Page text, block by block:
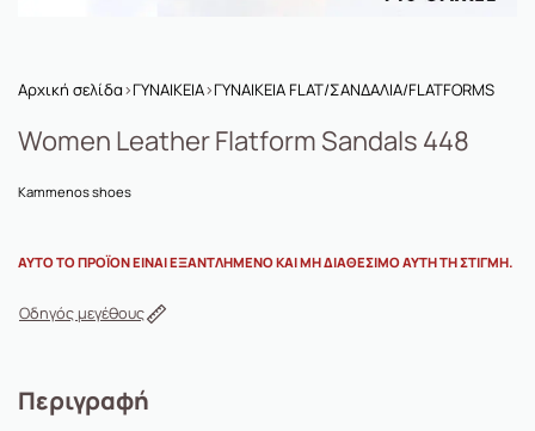
Αρχική σελίδα›ΓΥΝΑΙΚΕΙΑ›ΓΥΝΑΙΚΕΙΑ FLAT/ΣΑΝΔΑΛΙΑ/FLATFORMS
Women Leather Flatform Sandals 448
Kammenos shoes
ΑΥΤΌ ΤΟ ΠΡΟΪΌΝ ΕΊΝΑΙ ΕΞΑΝΤΛΗΜΈΝΟ ΚΑΙ ΜΗ ΔΙΑΘΈΣΙΜΟ ΑΥΤΉ ΤΗ ΣΤΙΓΜΉ.
Οδηγός μεγέθους
Περιγραφή